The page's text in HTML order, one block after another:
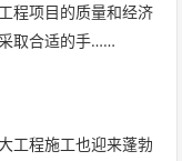
程项目的质量和经济
取合适的手……
工程施工也迎来蓬勃